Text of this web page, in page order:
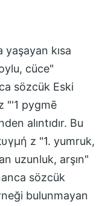
yaşayan kısa
cüce"
sözcük Eski
"'1 pygmē
alıntıdır. Bu
z "1. yumruk,
uzunluk, arşın"
sözcük
bulunmayan